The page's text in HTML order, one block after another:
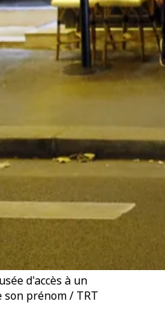
d'accès à un
son prénom / TRT